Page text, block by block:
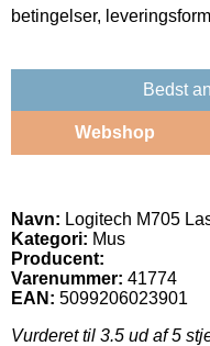
betingelser,
Bedst
Webshop
Navn: Logitech M705
Kategori: Mus
Producent:
Varenummer: 41774
EAN: 5099206023901
Vurderet til 3.5 ud af 5